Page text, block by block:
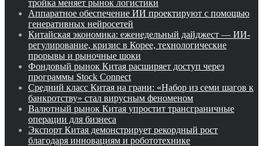
тройка меняет рынок логистики
Аппаратное обеспечение ИИ проектируют с помощью
генеративных нейросетей
Китайская экономика: еженедельный дайджест — ИИ-
регулирование, кризис в Корее, технологические
прорывы и рыночные шоки
Фондовый рынок Китая расширяет доступ через
программы Stock Connect
Средний класс Китая на грани: «Набор из семи шагов к
банкротству» стал вирусным феноменом
Валютный рынок Китая упростит трансграничные
операции для бизнеса
Экспорт Китая демонстрирует рекордный рост
благодаря инновациям и робототехнике